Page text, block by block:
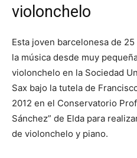
violonchelo
Esta joven barcelonesa de
la música desde muy
violonchelo en la Sociedad
Sax bajo la tutela de
2012 en el Conservatorio
Sánchez” de Elda para
de violonchelo y piano.